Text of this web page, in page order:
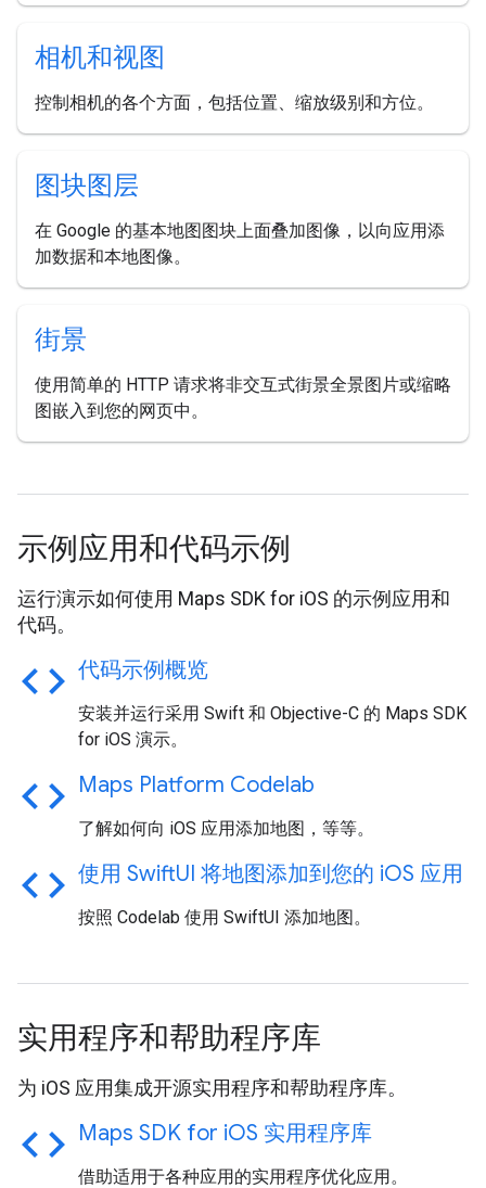
相机和视图
控制相机的各个方面，包括位置、缩放级别和方位。
图块图层
在 Google 的基本地图图块上面叠加图像，以向应用添
加数据和本地图像。
街景
使用简单的 HTTP 请求将非交互式街景全景图片或缩略
图嵌入到您的网页中。
示例应用和代码示例
运行演示如何使用 Maps SDK for iOS 的示例应用和
代码。
code 代码示例概览
安装并运行采用 Swift 和 Objective-C 的 Maps SDK
for iOS 演示。
code Maps Platform Codelab
了解如何向 iOS 应用添加地图，等等。
code 使用 SwiftUI 将地图添加到您的 iOS 应用
按照 Codelab 使用 SwiftUI 添加地图。
实用程序和帮助程序库
为 iOS 应用集成开源实用程序和帮助程序库。
code Maps SDK for iOS 实用程序库
借助适用于各种应用的实用程序优化应用。